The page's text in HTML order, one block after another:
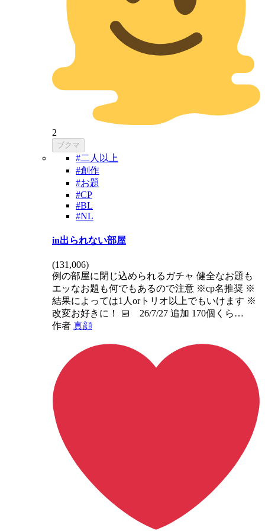
2
ブクマ
#二人以上
#創作
#お題
#CP
#BL
#NL
in出られない部屋
(131,006)
例の部屋に閉じ込められるガチャ 健全なお題も
エッなお題も何でもあるので注意 ※cp名推奨 ※
結果によっては1人orトリオ以上でもいけます ※
改変お好きに！ 📅 26/7/27 追加 170個くら…
作者 真顔